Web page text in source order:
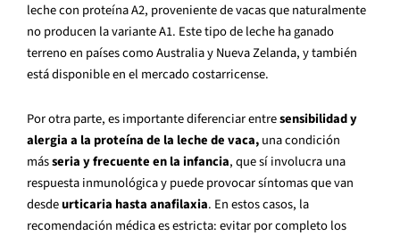
leche con proteína A2, proveniente de vacas que naturalmente
no producen la variante A1. Este tipo de leche ha ganado
terreno en países como Australia y Nueva Zelanda, y también
está disponible en el mercado costarricense.
Por otra parte, es importante diferenciar entresensibilidad y
alergia a la proteína de la leche de vaca,una condición
másseria y frecuente en la infancia, que sí involucra una
respuesta inmunológica y puede provocar síntomas que van
desdeurticaria hasta anafilaxia. En estos casos, la
recomendación médica es estricta: evitar por completo los